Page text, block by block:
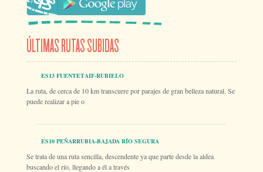
ÚLTIMAS RUTAS SUBIDAS
ES13 FUENTETAIF-RUBIELO
La ruta, de cerca de 10 km transcurre por parajes de gran belleza natural. Se
puede realizar a pie o
ES10 PEÑARRUBIA-BAJADA RÍO SEGURA
Se trata de una ruta sencilla, descendente ya que parte desde la aldea
buscando el río, llegando a él a través